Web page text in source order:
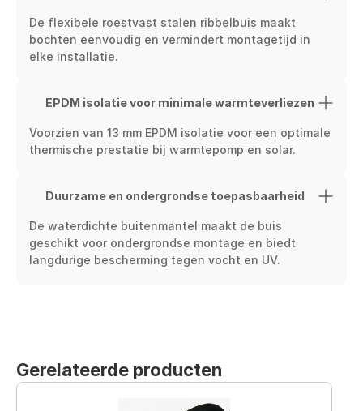
De flexibele roestvast stalen ribbelbuis maakt
bochten eenvoudig en vermindert montagetijd in
elke installatie.
EPDM isolatie voor minimale warmteverliezen
Voorzien van 13 mm EPDM isolatie voor een optimale
thermische prestatie bij warmtepomp en solar.
Duurzame en ondergrondse toepasbaarheid
De waterdichte buitenmantel maakt de buis
geschikt voor ondergrondse montage en biedt
langdurige bescherming tegen vocht en UV.
Gerelateerde producten